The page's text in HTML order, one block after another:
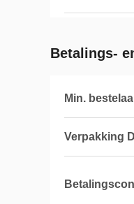
Betalings-
Min.
Verpakking